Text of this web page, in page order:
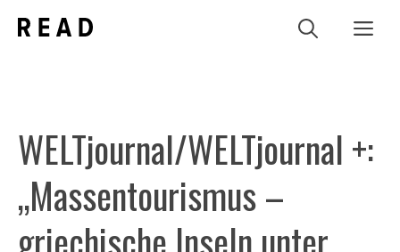
Inhalt
WELTjournal/WELTjournal +:
„Massentourismus –
griechische Inseln unter